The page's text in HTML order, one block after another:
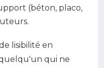
(béton, placo,
lisibilité en
qui ne